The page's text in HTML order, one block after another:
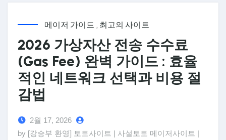
메이저 가이드 , 최고의 사이트
2026 가상자산 전송 수수료
(Gas Fee) 완벽 가이드 : 효율
적인 네트워크 선택과 비용 절
감법
2월 17, 2026
by [강승부 환영] 토토사이트 | 사설토토 메이저사이트 |